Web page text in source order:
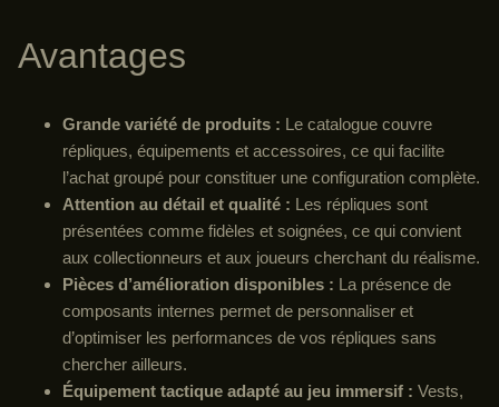
Avantages
Grande variété de produits : Le catalogue couvre
répliques, équipements et accessoires, ce qui facilite
l’achat groupé pour constituer une configuration complète.
Attention au détail et qualité : Les répliques sont
présentées comme fidèles et soignées, ce qui convient
aux collectionneurs et aux joueurs cherchant du réalisme.
Pièces d’amélioration disponibles : La présence de
composants internes permet de personnaliser et
d’optimiser les performances de vos répliques sans
chercher ailleurs.
Équipement tactique adapté au jeu immersif : Vests,